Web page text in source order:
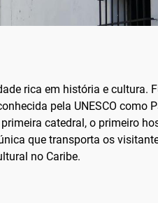
rica em história e cultura.
pela UNESCO
catedral, o primeiro
que transporta os
no Caribe.